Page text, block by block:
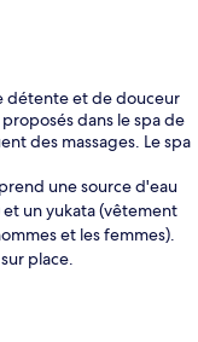
détente et de douceur
dans le spa de
des massages. Le spa
une source d'eau
un yukata (vêtement
et les femmes).
place.